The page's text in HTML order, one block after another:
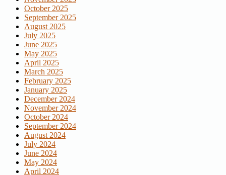
October 2025
September 2025
August 2025
July 2025
June 2025
May 2025
April 2025
March 2025
February 2025
January 2025
December 2024
November 2024
October 2024
September 2024
August 2024
July 2024
June 2024
May 2024
April 2024